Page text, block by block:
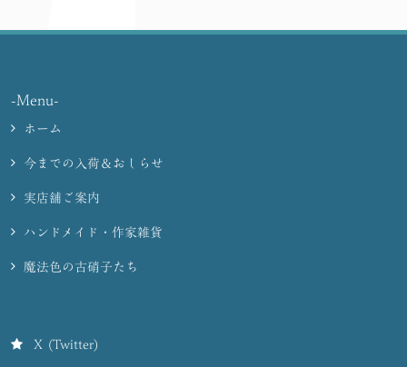
-Menu-
ホーム
今までの入荷＆おしらせ
実店舗ご案内
ハンドメイド・作家雑貨
魔法色の古硝子たち
X (Twitter)